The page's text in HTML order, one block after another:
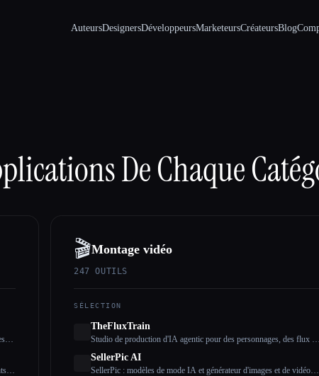
AuteursDesignersDéveloppeursMarketeursCréateursBlog
De Chaque
🎬Montage vidéo
247 OUTILS
SÉLECTION
TheFluxTrain
Studio de production d'IA agentic pour des personnages, des flux de
SellerPic AI
SellerPic : modèles de mode IA et générateur d'images et de vidéos